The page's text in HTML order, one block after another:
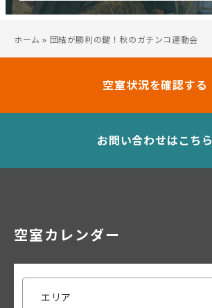
ホーム » 団結が勝利の鍵！秋のガチンコ運動会
空室状況を確認する
お問い合わせはこちら
空室カレンダー
エリア